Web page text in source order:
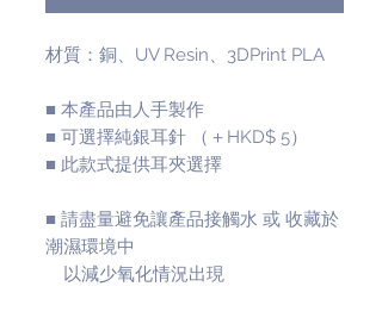
材質：銅、UV Resin、3DPrint PLA
■ 本產品由人手製作
■ 可選擇純銀耳針 （＋HKD$ 5）
■ 此款式提供耳夾選擇
■ 請盡量避免讓產品接觸水 或 收藏於
潮濕環境中
以減少氧化情況出現